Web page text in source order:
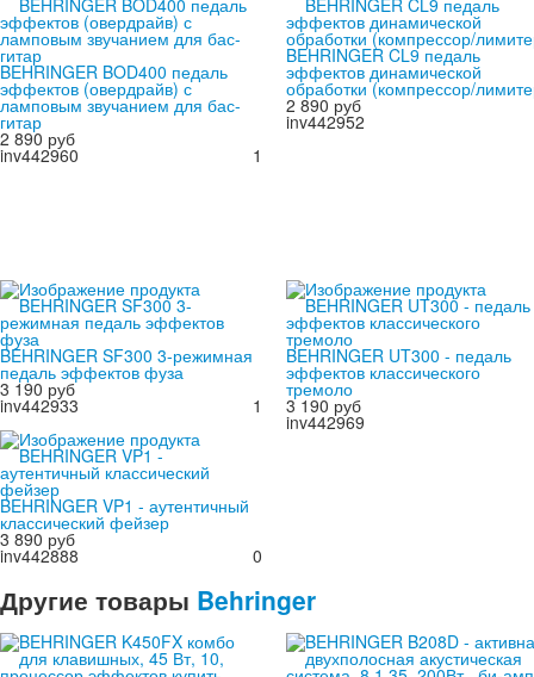
BEHRINGER BOD400 педаль
эффектов (овердрайв) с
ламповым звучанием для бас-
гитар
2 890 руб
1
inv442960
BEHRINGER CL9 педаль
эффектов динамической
обработки (компрессор/
2 890 руб
inv442952
BEHRINGER SF300 3-режимная
педаль эффектов фуза
3 190 руб
1
inv442933
BEHRINGER UT300 - педаль
эффектов классического
тремоло
3 190 руб
inv442969
BEHRINGER VP1 - аутентичный
классический фейзер
3 890 руб
0
inv442888
Другие товары Behringer